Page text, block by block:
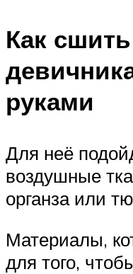
Как
руками
Для неё
воздушные
органза или
Материалы,
для того,